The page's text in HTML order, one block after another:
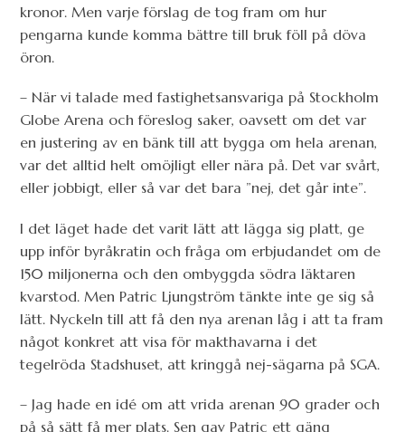
kronor. Men varje förslag de tog fram om hur
pengarna kunde komma bättre till bruk föll på döva
öron.
– När vi talade med fastighetsansvariga på Stockholm
Globe Arena och föreslog saker, oavsett om det var
en justering av en bänk till att bygga om hela arenan,
var det alltid helt omöjligt eller nära på. Det var svårt,
eller jobbigt, eller så var det bara ”nej, det går inte”.
I det läget hade det varit lätt att lägga sig platt, ge
upp inför byråkratin och fråga om erbjudandet om de
150 miljonerna och den ombyggda södra läktaren
kvarstod. Men Patric Ljungström tänkte inte ge sig så
lätt. Nyckeln till att få den nya arenan låg i att ta fram
något konkret att visa för makthavarna i det
tegelröda Stadshuset, att kringgå nej-sägarna på SGA.
– Jag hade en idé om att vrida arenan 90 grader och
på så sätt få mer plats. Sen gav Patric ett gäng